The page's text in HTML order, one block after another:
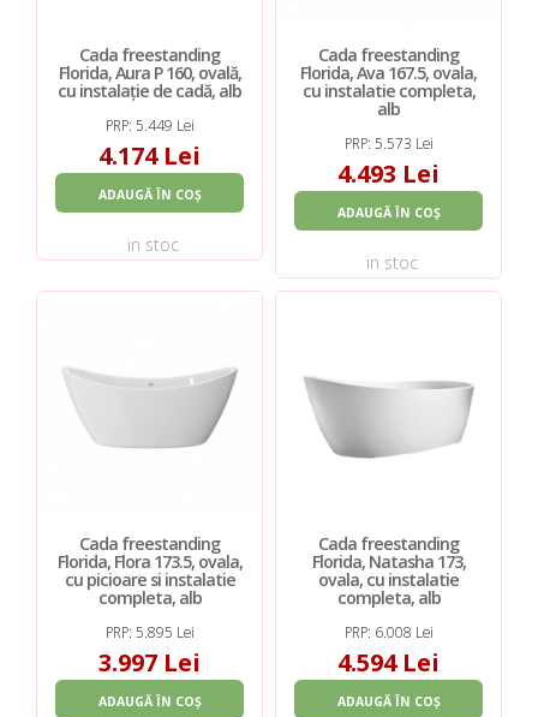
Cada freestanding
Florida, Aura P 160, ovală,
cu instalație de cadă, alb
PRP: 5.449 Lei
4.174 Lei
ADAUGĂ ÎN COȘ
in stoc
Cada freestanding
Florida, Ava 167.5, ovala,
cu instalatie completa,
alb
PRP: 5.573 Lei
4.493 Lei
ADAUGĂ ÎN COȘ
in stoc
Cada freestanding
Florida, Flora 173.5, ovala,
cu picioare si instalatie
completa, alb
PRP: 5.895 Lei
3.997 Lei
ADAUGĂ ÎN COȘ
Cada freestanding
Florida, Natasha 173,
ovala, cu instalatie
completa, alb
PRP: 6.008 Lei
4.594 Lei
ADAUGĂ ÎN COȘ